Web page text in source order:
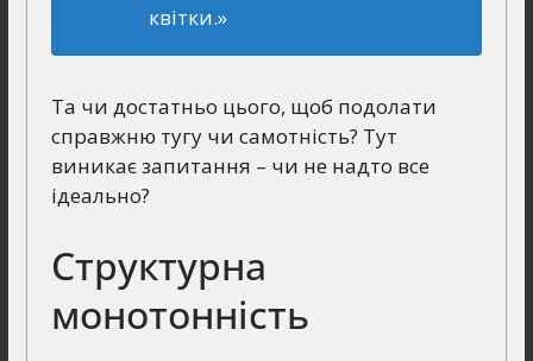
квітки.»
Та чи достатньо цього, щоб подолати
справжню тугу чи самотність? Тут
виникає запитання – чи не надто все
ідеально?
Структурна
монотонність